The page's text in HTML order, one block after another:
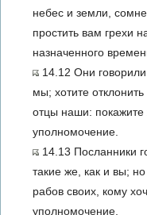
небес и земли,
простить вам грехи
назначенного
14.12 Они
мы; хотите
отцы наши:
уполномочение.
14.13 Посланники
такие же, как и вы; но
рабов своих, кому
уполномочение,